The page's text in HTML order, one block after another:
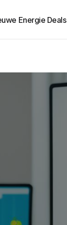
Energie Deals